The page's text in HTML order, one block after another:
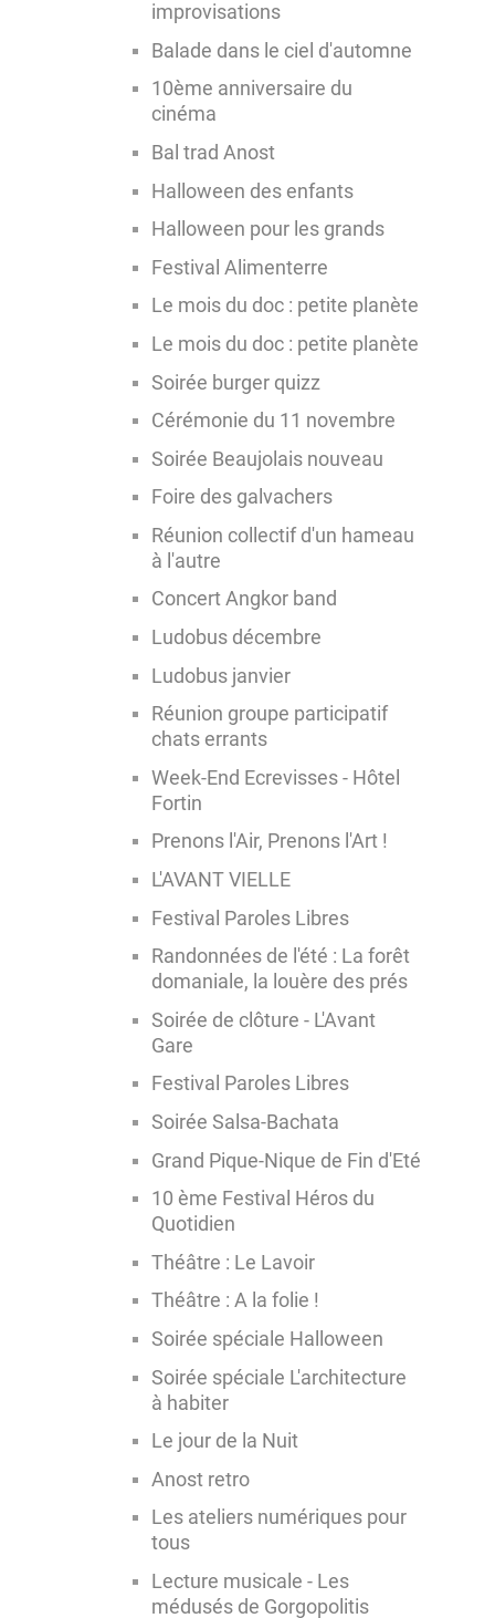
improvisations
Balade dans le ciel d'automne
10ème anniversaire du
cinéma
Bal trad Anost
Halloween des enfants
Halloween pour les grands
Festival Alimenterre
Le mois du doc : petite planète
Le mois du doc : petite planète
Soirée burger quizz
Cérémonie du 11 novembre
Soirée Beaujolais nouveau
Foire des galvachers
Réunion collectif d'un hameau
à l'autre
Concert Angkor band
Ludobus décembre
Ludobus janvier
Réunion groupe participatif
chats errants
Week-End Ecrevisses - Hôtel
Fortin
Prenons l'Air, Prenons l'Art !
L'AVANT VIELLE
Festival Paroles Libres
Randonnées de l'été : La forêt
domaniale, la louère des prés
Soirée de clôture - L'Avant
Gare
Festival Paroles Libres
Soirée Salsa-Bachata
Grand Pique-Nique de Fin d'Eté
10 ème Festival Héros du
Quotidien
Théâtre : Le Lavoir
Théâtre : A la folie !
Soirée spéciale Halloween
Soirée spéciale L'architecture
à habiter
Le jour de la Nuit
Anost retro
Les ateliers numériques pour
tous
Lecture musicale - Les
médusés de Gorgopolitis